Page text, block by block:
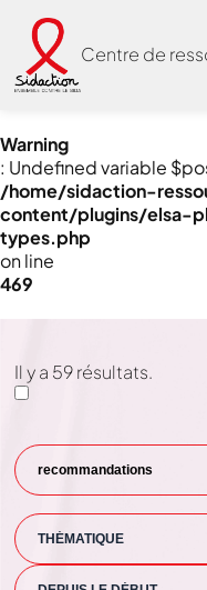
Warning
: Undefined variable
/home/sidaction-
content/plugins/elsa-
types.php
on line
469
Centre de
Il y a 59résultats.